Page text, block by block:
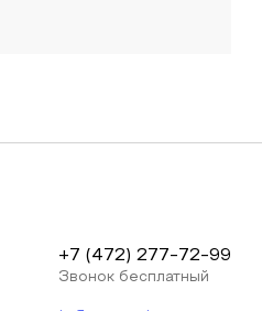
+7 (472) 277-72-99
Звонок бесплатный